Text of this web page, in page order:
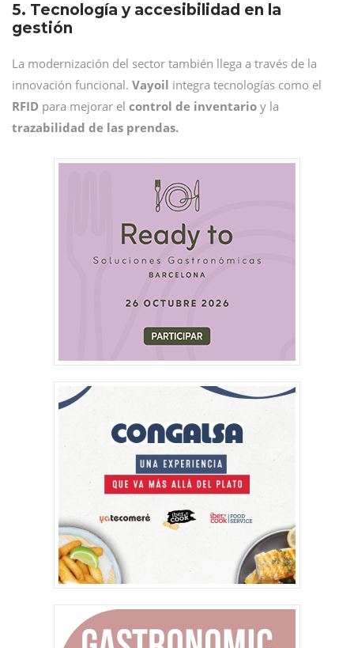
5. Tecnología y accesibilidad en la
gestión
La modernización del sector también llega a través de la
innovación funcional. Vayoil integra tecnologías como el
RFID para mejorar el control de inventario y la
trazabilidad de las prendas.